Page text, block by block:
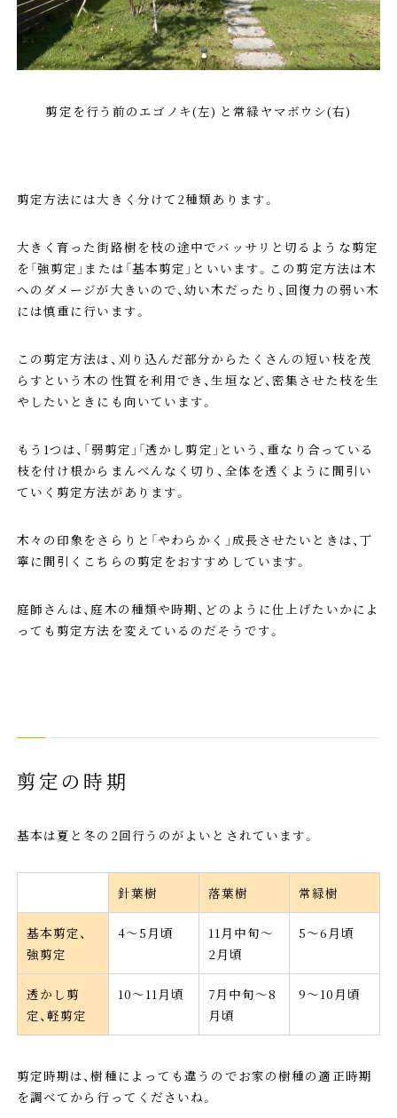
剪定を行う前のエゴノキ(左) と常緑ヤマボウシ(右)
剪定方法には大きく分けて2種類あります。
大きく育った街路樹を枝の途中でバッサリと切るような剪定
を「強剪定」または「基本剪定」といいます。この剪定方法は木
へのダメージが大きいので、幼い木だったり、回復力の弱い木
には慎重に行います。
この剪定方法は、刈り込んだ部分からたくさんの短い枝を茂
らすという木の性質を利用でき、生垣など、密集させた枝を生
やしたいときにも向いています。
もう1つは、「弱剪定」「透かし剪定」という、重なり合っている
枝を付け根からまんべんなく切り、全体を透くように間引い
ていく剪定方法があります。
木々の印象をさらりと「やわらかく」成長させたいときは、丁
寧に間引くこちらの剪定をおすすめしています。
庭師さんは、庭木の種類や時期、どのように仕上げたいかによ
っても剪定方法を変えているのだそうです。
剪定の時期
基本は夏と冬の2回行うのがよいとされています。
針葉樹 落葉樹 常緑樹
基本剪定、
強剪定
4～5月頃
11月中旬～
2月頃
5～6月頃
透かし剪
定、軽剪定
10～11月頃
7月中旬～8
月頃
9～10月頃
剪定時期は、樹種によっても違うのでお家の樹種の適正時期
を調べてから行ってくださいね。